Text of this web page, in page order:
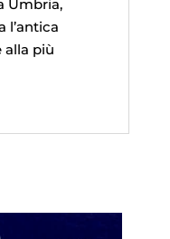
Umbria,
l’antica
alla più